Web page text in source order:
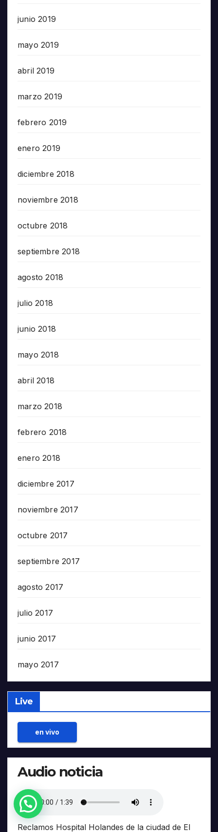
junio 2019
mayo 2019
abril 2019
marzo 2019
febrero 2019
enero 2019
diciembre 2018
noviembre 2018
octubre 2018
septiembre 2018
agosto 2018
julio 2018
junio 2018
mayo 2018
abril 2018
marzo 2018
febrero 2018
enero 2018
diciembre 2017
noviembre 2017
octubre 2017
septiembre 2017
agosto 2017
julio 2017
junio 2017
mayo 2017
Live
en vivo
Audio noticia
Reclamos Hospital Holandes de la ciudad de El
¿Necesitas Ayuda?